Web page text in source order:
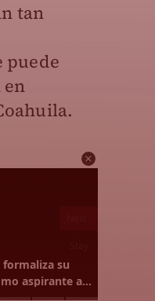
tan
puede